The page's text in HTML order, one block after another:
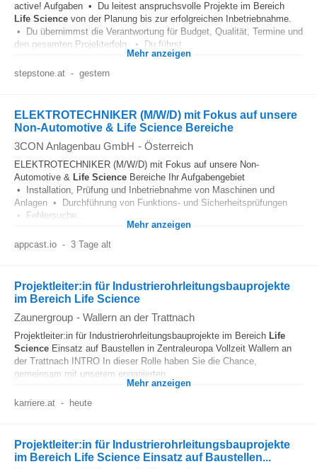
active! Aufgaben • Du leitest anspruchsvolle Projekte im Bereich
Life Science von der Planung bis zur erfolgreichen Inbetriebnahme.
• Du übernimmst die Verantwortung für Budget, Qualität, Termine und
den gesamten Projekterfolg. • Du führst...
Mehr anzeigen
stepstone.at - gestern
ELEKTROTECHNIKER (M/W/D) mit Fokus auf unsere
Non-Automotive & Life Science Bereiche
3CON Anlagenbau GmbH - Österreich
ELEKTROTECHNIKER (M/W/D) mit Fokus auf unsere Non-
Automotive & Life Science Bereiche Ihr Aufgabengebiet
• Installation, Prüfung und Inbetriebnahme von Maschinen und
Anlagen • Durchführung von Funktions- und Sicherheitsprüfungen
• Fehlersuche...
Mehr anzeigen
appcast.io - 3 Tage alt
Projektleiter:in für Industrierohrleitungsbauprojekte
im Bereich Life Science
Zaunergroup - Wallern an der Trattnach
Projektleiter:in für Industrierohrleitungsbauprojekte im Bereich Life
Science Einsatz auf Baustellen in Zentraleuropa Vollzeit Wallern an
der Trattnach INTRO In dieser Rolle haben Sie die Chance,
gemeinsam mit unserem engagierten...
Mehr anzeigen
karriere.at - heute
Projektleiter:in für Industrierohrleitungsbauprojekte
im Bereich Life Science Einsatz auf Baustellen...